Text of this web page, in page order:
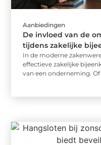
Aanbiedingen
De invloed van de
tijdens zakelijke
In de moderne
effectieve zakelijke
van een onderneming. Of